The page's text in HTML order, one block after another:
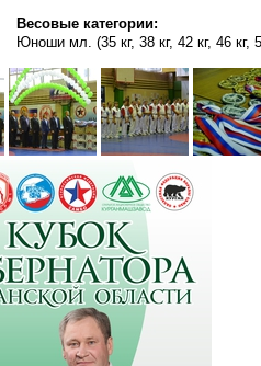
Весовые категории:
Юноши мл. (35 кг, 38 кг, 42 кг, 46 кг,